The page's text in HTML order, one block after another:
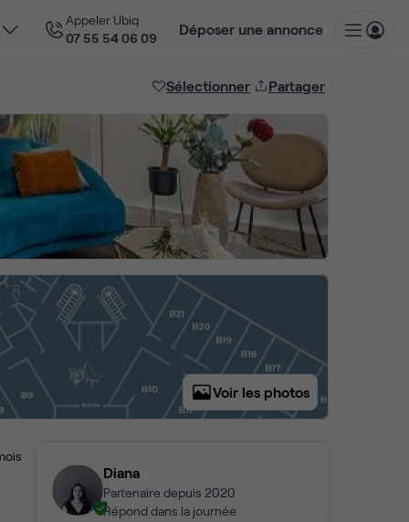
Appeler Ubiq
07 55 54 06 09
Déposer une annonce
Sélectionner Partager
Voir les photos
Diana
Partenaire depuis 2020
Répond dans la journée